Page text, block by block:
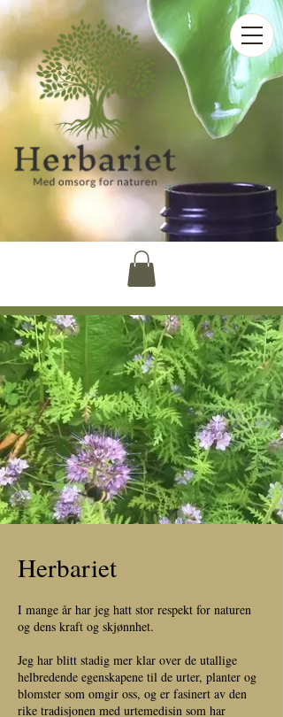
Herbariet
I mange år har jeg hatt stor respekt for naturen
og dens kraft og skjønnhet.
Jeg har blitt stadig mer klar over de utallige
helbredende egenskapene til de urter, planter og
blomster som omgir oss, og er fasinert av den
rike tradisjonen med urtemedisin som har